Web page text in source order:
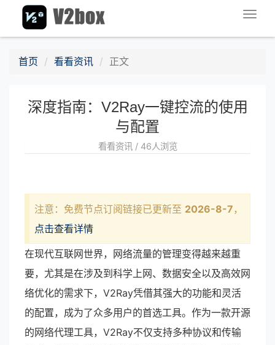
首页 看看资讯 正文
深度指南：V2Ray一键控流的使用
与配置
看看资讯 / 46人浏览
注意：免费节点订阅链接已更新至 2026-8-7 ，
点击查看详情
在现代互联网世界，网络流量的管理变得越来越重
要，尤其是在涉及到科学上网、数据安全以及高效网
络优化的需求下，V2Ray凭借其强大的功能和灵活
的配置，成为了众多用户的首选工具。作为一款开源
的网络代理工具，V2Ray不仅支持多种协议和传输